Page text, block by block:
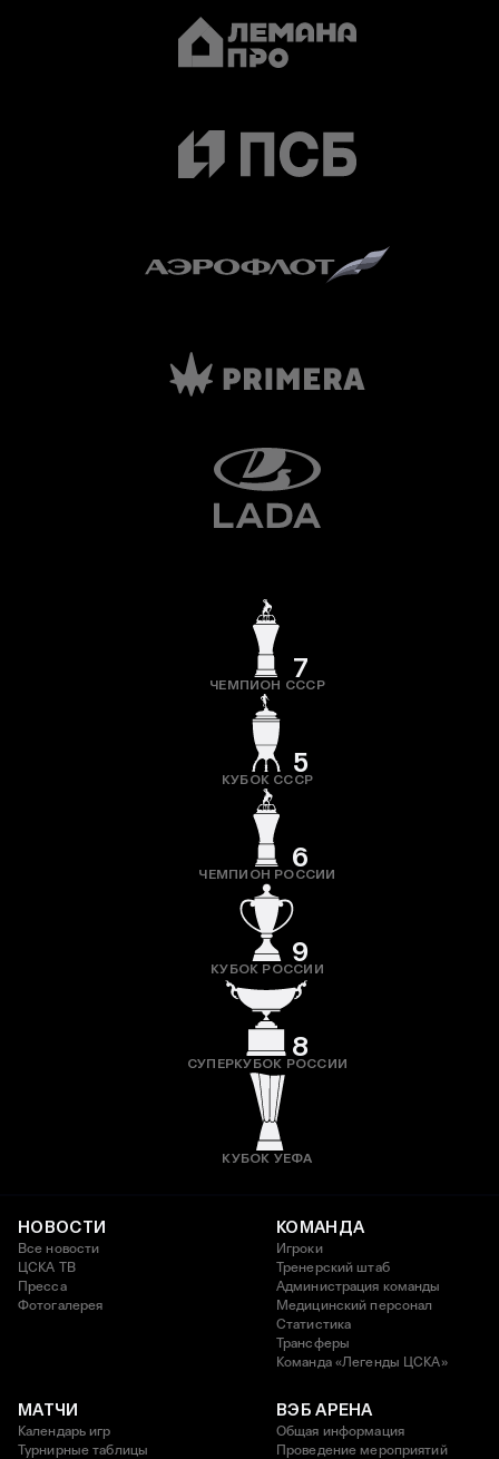
7
ЧЕМПИОН СССР
5
КУБОК СССР
6
ЧЕМПИОН РОССИИ
9
КУБОК РОССИИ
8
СУПЕРКУБОК РОССИИ
КУБОК УЕФА
НОВОСТИ
Все новости
ЦСКА ТВ
Пресса
Фотогалерея
КОМАНДА
Игроки
Тренерский штаб
Администрация команды
Медицинский персонал
Статистика
Трансферы
Команда «Легенды ЦСКА»
МАТЧИ
Календарь игр
Турнирные таблицы
ВЭБ АРЕНА
Общая информация
Проведение мероприятий